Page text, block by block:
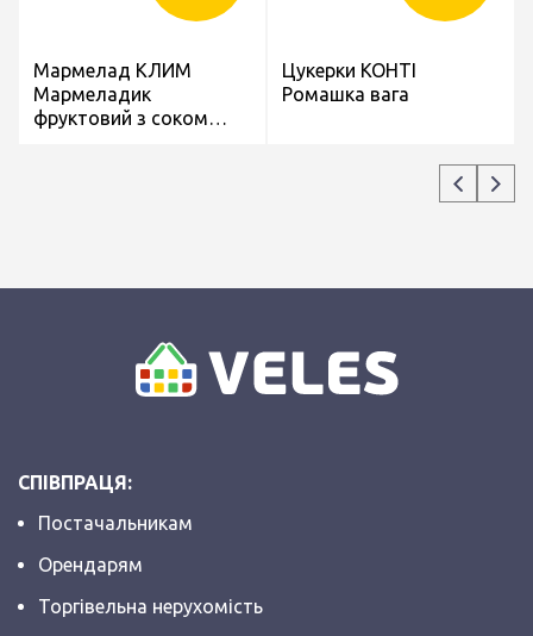
Мармелад КЛИМ
Мармеладик
фруктовий з соком
Цукерки КОНТІ
Ромашка вага
СПІВПРАЦЯ:
Постачальникам
Орендарям
Торгівельна нерухомість